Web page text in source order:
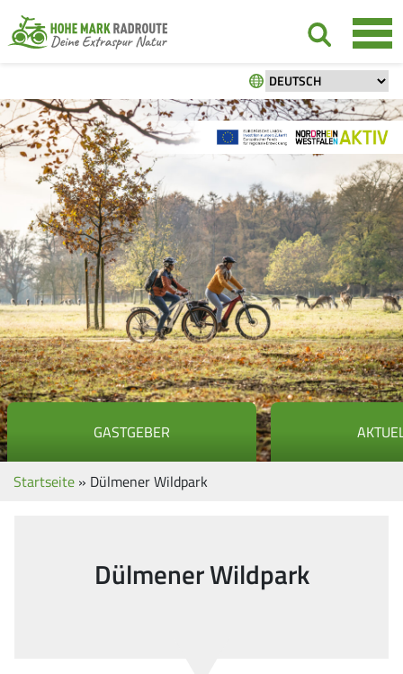
GASTGEBER
Startseite » Dülmener Wildpark
Dülmener Wildpark